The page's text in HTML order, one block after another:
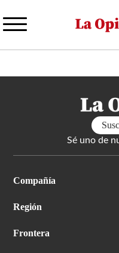
Sé uno de
Compañía
Región
Frontera